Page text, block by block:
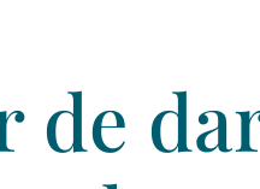
de